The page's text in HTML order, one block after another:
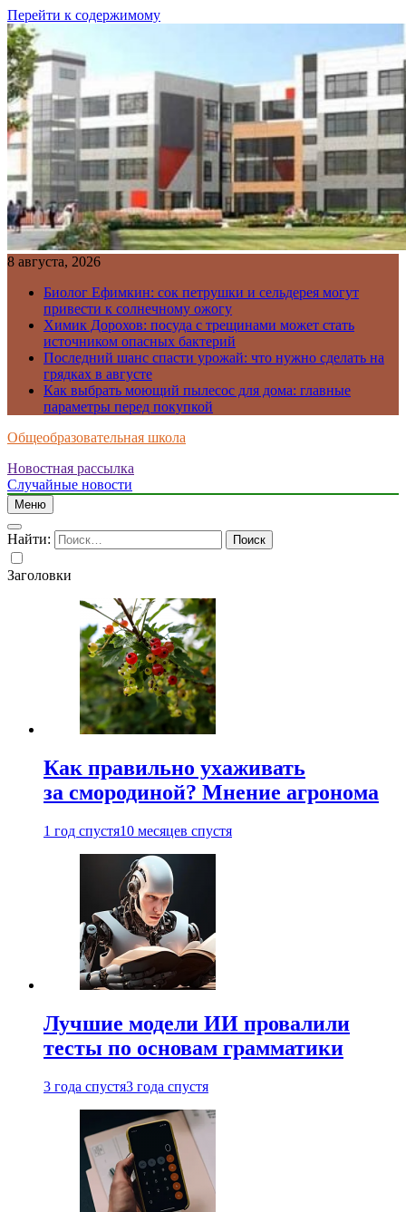
Перейти к содержимому
8 августа, 2026
Биолог Ефимкин: сок петрушки и сельдерея могут
привести к солнечному ожогу
Химик Дорохов: посуда с трещинами может стать
источником опасных бактерий
Последний шанс спасти урожай: что нужно сделать на
грядках в августе
Как выбрать моющий пылесос для дома: главные
параметры перед покупкой
Общеобразовательная школа
Новостная рассылка
Случайные новости
Меню
Найти:
Заголовки
Как правильно ухаживать
за смородиной? Мнение агронома
1 год спустя10 месяцев спустя
Лучшие модели ИИ провалили
тесты по основам грамматики
3 года спустя3 года спустя